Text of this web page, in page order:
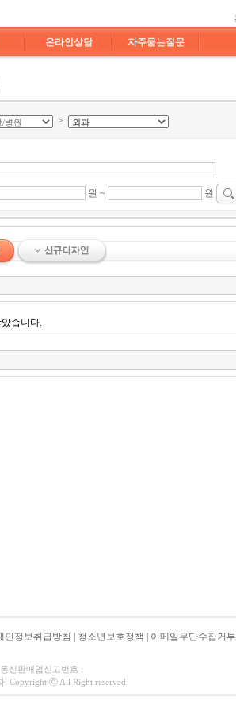
온라인상담 자주묻는질문
>
원 ~ 원
습니다.
인정보취급방침 청소년보호정책 이메일무단수집거부
신판매업신고번호 :
: Copyright ⓒ All Right reserved